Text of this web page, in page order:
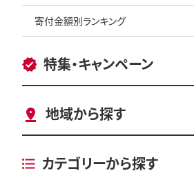
寄付金額別ランキング
特集・キャンペーン
地域から探す
カテゴリーから探す